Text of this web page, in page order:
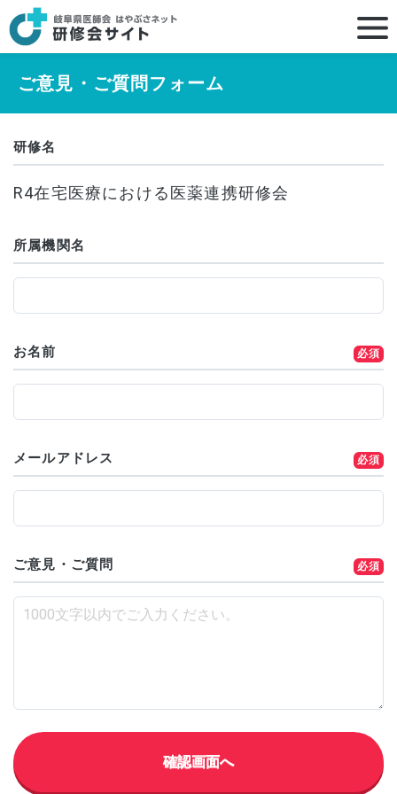
ご意見・ご質問フォーム
研修名
R4在宅医療における医薬連携研修会
所属機関名
お名前
メールアドレス
ご意見・ご質問